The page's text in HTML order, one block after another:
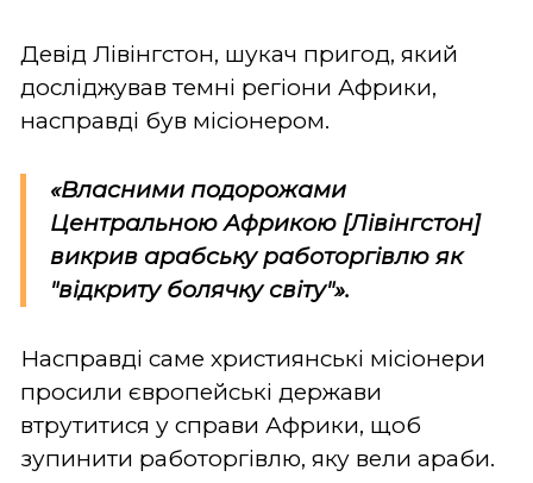
Девід Лівінгстон, шукач пригод, який
досліджував темні регіони Африки,
насправді був місіонером.
«Власними подорожами
Центральною Африкою [Лівінгстон]
викрив арабську работоргівлю як
"відкриту болячку світу"».
Насправді саме християнські місіонери
просили європейські держави
втрутитися у справи Африки, щоб
зупинити работоргівлю, яку вели араби.